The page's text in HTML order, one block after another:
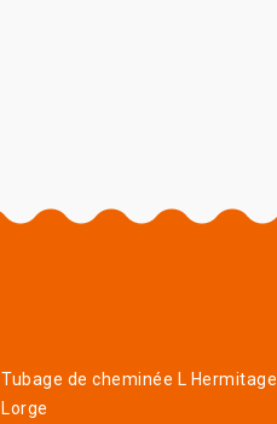
Tubage de cheminée L Hermitage
Lorge